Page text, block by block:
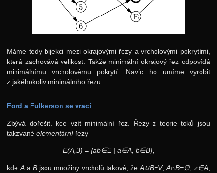
Máme tedy bijekci mezi okrajovými řezy a vrcholovými pokrytími,
která zachovává velikost. Takže minimální okrajový řez odpovídá
minimálnímu vrcholovému pokrytí. Navíc ho umíme vyrobit
z jakéhokoliv minimálního řezu.
Ford a Fulkerson se vrací
Zbývá dořešit, kde vzít minimální řez. Řezy z teorie toků jsou
takzvanéelementárnířezy
E(A,B) = {ab∈E | a∈A, b∈B},
kde Aa Bjsou množiny vrcholů takové, že A∪B=V,A∩B=∅ z∈A,